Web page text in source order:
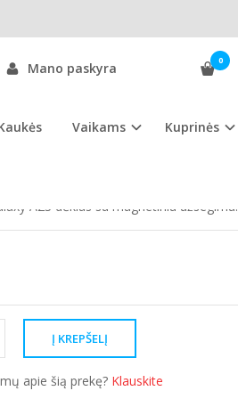
Mano paskyra 0
Vaikams Kuprinės
SGA23D.jo
A23 dėklas su magnetiniu užsegimu.
apie šią prekę? Klauskite